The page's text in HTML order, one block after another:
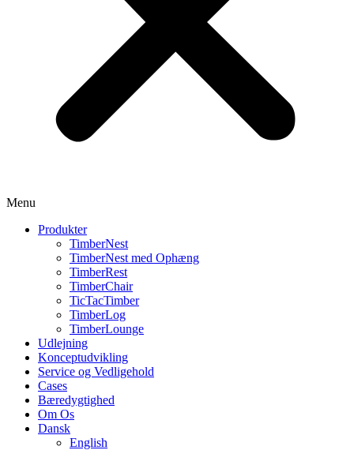
Menu
Produkter
TimberNest
TimberNest med Ophæng
TimberRest
TimberChair
TicTacTimber
TimberLog
TimberLounge
Udlejning
Konceptudvikling
Service og Vedligehold
Cases
Bæredygtighed
Om Os
Dansk
English